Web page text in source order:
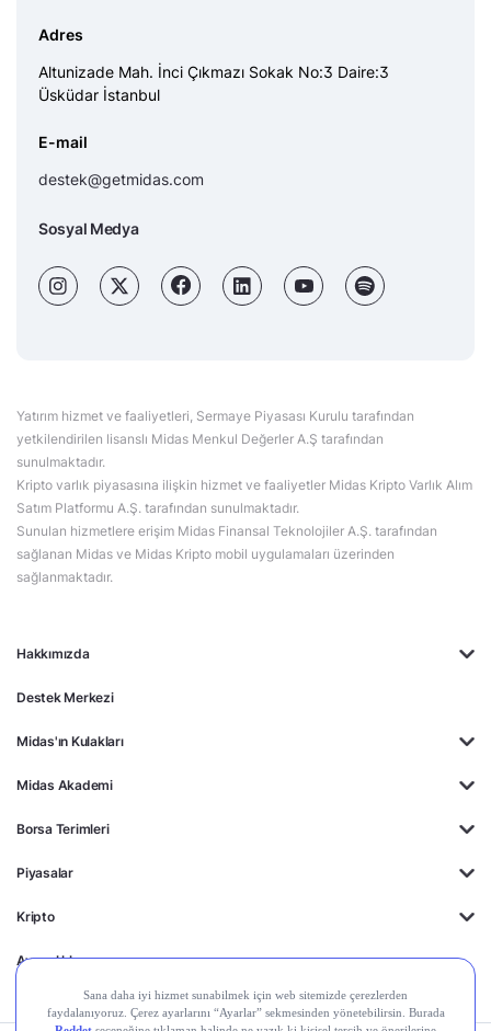
Hakkımızda
Destek Merkezi
Midas'ın Kulakları
Midas Akademi
Borsa Terimleri
Piyasalar
Kripto
Ayrıcalıklar
Adres
Altunizade Mah. İnci Çıkmazı Sokak No:3 Daire:3
Üsküdar İstanbul
E-mail
destek@getmidas.com
Sosyal Medya
Yatırım hizmet ve faaliyetleri, Sermaye Piyasası Kurulu tarafından
yetkilendirilen lisanslı Midas Menkul Değerler A.Ş tarafından
sunulmaktadır.
Kripto varlık piyasasına ilişkin hizmet ve faaliyetler Midas Kripto Varlık Alım
Satım Platformu A.Ş. tarafından sunulmaktadır.
Sunulan hizmetlere erişim Midas Finansal Teknolojiler A.Ş. tarafından
sağlanan Midas ve Midas Kripto mobil uygulamaları üzerinden
sağlanmaktadır.